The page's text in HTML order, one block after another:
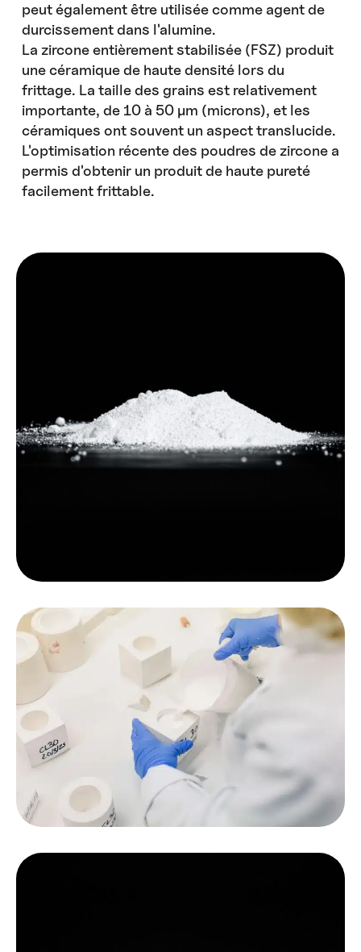
peut également être utilisée comme agent de
durcissement dans l'alumine.
La zircone entièrement stabilisée (FSZ) produit
une céramique de haute densité lors du
frittage. La taille des grains est relativement
importante, de 10 à 50 µm (microns), et les
céramiques ont souvent un aspect translucide.
L'optimisation récente des poudres de zircone a
permis d'obtenir un produit de haute pureté
facilement frittable.